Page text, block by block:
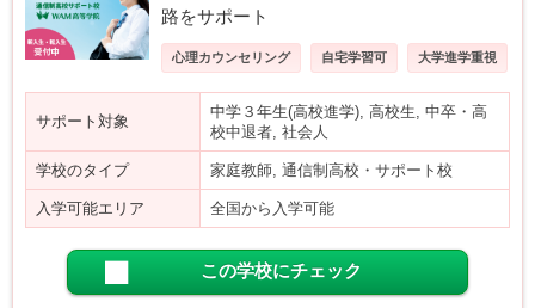
路をサポート
心理カウンセリング 自宅学習可 大学進学重視
サポート対象
中学３年生(高校進学), 高校生, 中卒・高
校中退者, 社会人
学校のタイプ 家庭教師, 通信制高校・サポート校
入学可能エリア 全国から入学可能
この学校にチェック